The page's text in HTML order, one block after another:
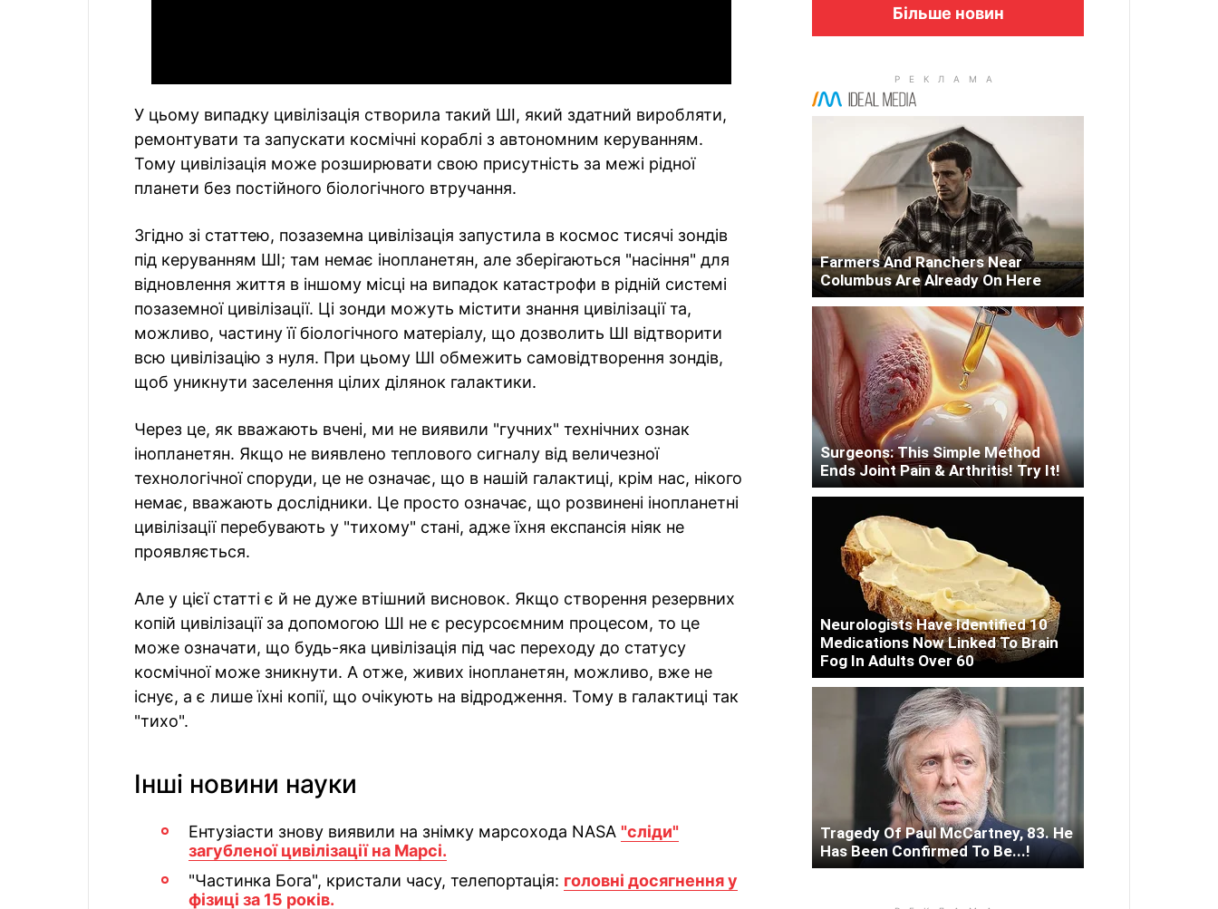
У цьому випадку цивілізація створила такий ШІ, який здатний виробляти,
ремонтувати та запускати космічні кораблі з автономним керуванням.
Тому цивілізація може розширювати свою присутність за межі рідної
планети без постійного біологічного втручання.
Згідно зі статтею, позаземна цивілізація запустила в космос тисячі зондів
під керуванням ШІ; там немає інопланетян, але зберігаються "насіння" для
відновлення життя в іншому місці на випадок катастрофи в рідній системі
позаземної цивілізації. Ці зонди можуть містити знання цивілізації та,
можливо, частину її біологічного матеріалу, що дозволить ШІ відтворити
всю цивілізацію з нуля. При цьому ШІ обмежить самовідтворення зондів,
щоб уникнути заселення цілих ділянок галактики.
Через це, як вважають вчені, ми не виявили "гучних" технічних ознак
інопланетян. Якщо не виявлено теплового сигналу від величезної
технологічної споруди, це не означає, що в нашій галактиці, крім нас, нікого
немає, вважають дослідники. Це просто означає, що розвинені інопланетні
цивілізації перебувають у "тихому" стані, адже їхня експансія ніяк не
проявляється.
Але у цієї статті є й не дуже втішний висновок. Якщо створення резервних
копій цивілізації за допомогою ШІ не є ресурсоємним процесом, то це
може означати, що будь-яка цивілізація під час переходу до статусу
космічної може зникнути. А отже, живих інопланетян, можливо, вже не
існує, а є лише їхні копії, що очікують на відродження. Тому в галактиці так
"тихо".
Інші новини науки
Ентузіасти знову виявили на знімку марсохода NASA "сліди"
загубленої цивілізації на Марсі.
"Частинка Бога", кристали часу, телепортація: головні досягнення у
фізиці за 15 років.
Більше новин
Farmers And Ranchers Near
Columbus Are Already On Here
Surgeons: This Simple Method
Ends Joint Pain & Arthritis! Try It!
Neurologists Have Identified 10
Medications Now Linked To Brain
Fog In Adults Over 60
Tragedy Of Paul McCartney, 83. He
Has Been Confirmed To Be...!